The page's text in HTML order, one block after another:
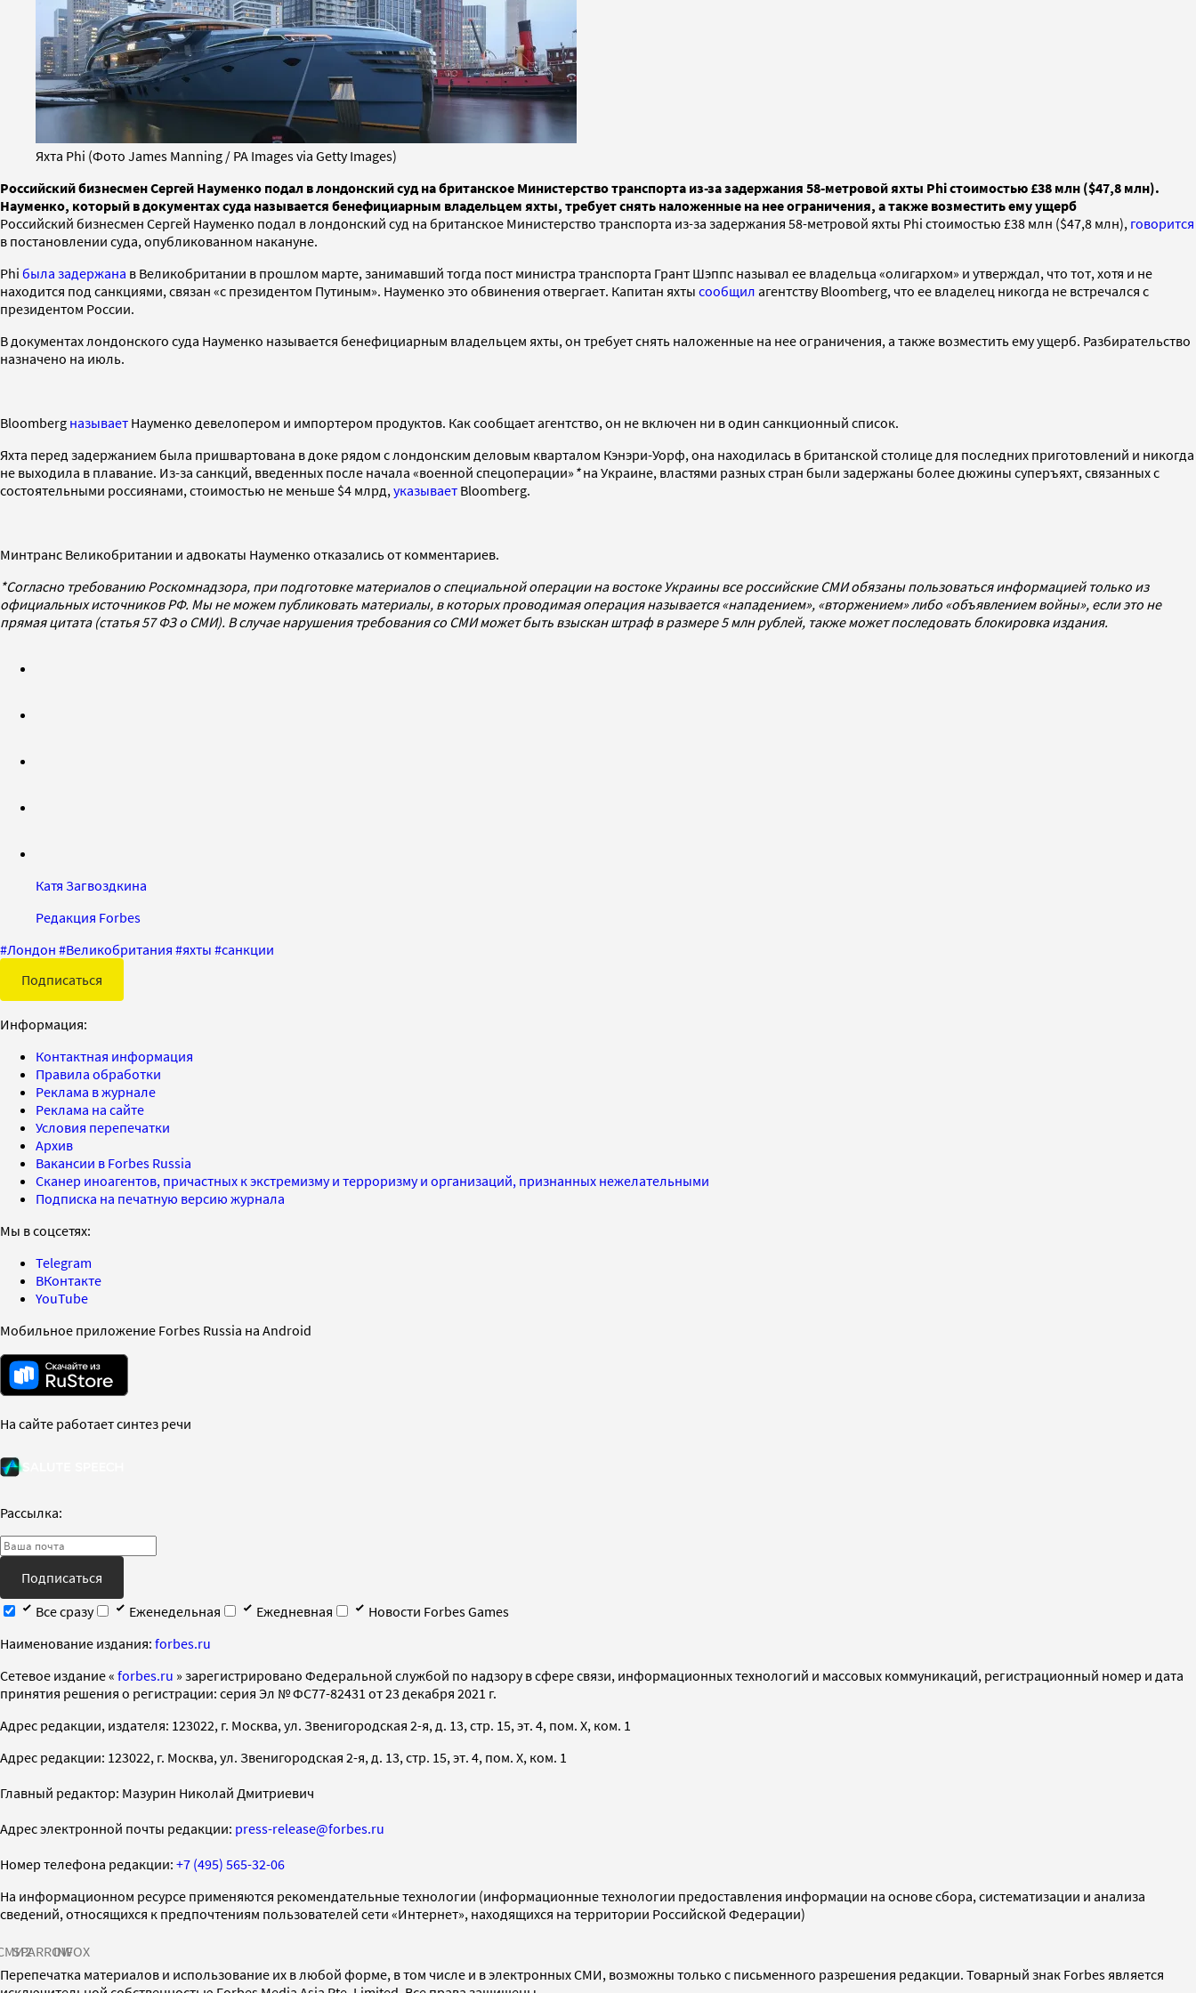
Яхта Phi (Фото James Manning / PA Images via Getty Images)
Российский бизнесмен Сергей Науменко подал в лондонский суд на британское Министерство транспорта из-за задержания 58-метровой яхты Phi стоимостью £38 млн ($47,8 млн).
Науменко, который в документах суда называется бенефициарным владельцем яхты, требует снять наложенные на нее ограничения, а также возместить ему ущерб
Российский бизнесмен Сергей Науменко подал в лондонский суд на британское Министерство транспорта из-за задержания 58-метровой яхты Phi стоимостью £38 млн ($47,8 млн), говорится
в постановлении суда, опубликованном накануне.
Phi была задержана в Великобритании в прошлом марте, занимавший тогда пост министра транспорта Грант Шэппс называл ее владельца «олигархом» и утверждал, что тот, хотя и не
находится под санкциями, связан «с президентом Путиным». Науменко это обвинения отвергает. Капитан яхты сообщил агентству Bloomberg, что ее владелец никогда не встречался с
президентом России.
В документах лондонского суда Науменко называется бенефициарным владельцем яхты, он требует снять наложенные на нее ограничения, а также возместить ему ущерб. Разбирательство
назначено на июль.
Bloomberg называет Науменко девелопером и импортером продуктов. Как сообщает агентство, он не включен ни в один санкционный список.
Яхта перед задержанием была пришвартована в доке рядом с лондонским деловым кварталом Кэнэри-Уорф, она находилась в британской столице для последних приготовлений и никогда
не выходила в плавание. Из-за санкций, введенных после начала «военной спецоперации» *на Украине, властями разных стран были задержаны более дюжины суперъяхт, связанных с
состоятельными россиянами, стоимостью не меньше $4 млрд, указывает Bloomberg.
Минтранс Великобритании и адвокаты Науменко отказались от комментариев.
*Согласно требованию Роскомнадзора, при подготовке материалов о специальной операции на востоке Украины все российские СМИ обязаны пользоваться информацией только из
официальных источников РФ. Мы не можем публиковать материалы, в которых проводимая операция называется «нападением», «вторжением» либо «объявлением войны», если это не
прямая цитата (статья 57 ФЗ о СМИ). В случае нарушения требования со СМИ может быть взыскан штраф в размере 5 млн рублей, также может последовать блокировка издания.
Катя Загвоздкина
Редакция Forbes
#Лондон #Великобритания #яхты #санкции
Подписаться
Информация:
Контактная информация
Правила обработки
Реклама в журнале
Реклама на сайте
Условия перепечатки
Архив
Вакансии в Forbes Russia
Сканер иноагентов, причастных к экстремизму и терроризму и организаций, признанных нежелательными
Подписка на печатную версию журнала
Мы в соцсетях:
Telegram
ВКонтакте
YouTube
Мобильное приложение Forbes Russia на Android
На сайте работает синтез речи
Рассылка:
Подписаться
Все сразу
Еженедельная Ежедневная
Новости Forbes Games
Наименование издания: forbes.ru
Cетевое издание « forbes.ru » зарегистрировано Федеральной службой по надзору в сфере связи, информационных технологий и массовых коммуникаций, регистрационный номер и дата
принятия решения о регистрации: серия Эл № ФС77-82431 от 23 декабря 2021 г.
Адрес редакции, издателя: 123022, г. Москва, ул. Звенигородская 2-я, д. 13, стр. 15, эт. 4, пом. X, ком. 1
Адрес редакции: 123022, г. Москва, ул. Звенигородская 2-я, д. 13, стр. 15, эт. 4, пом. X, ком. 1
Главный редактор: Мазурин Николай Дмитриевич
Адрес электронной почты редакции: press-release@forbes.ru
Номер телефона редакции: +7 (495) 565-32-06
На информационном ресурсе применяются рекомендательные технологии (информационные технологии предоставления информации на основе сбора, систематизации и анализа
сведений, относящихся к предпочтениям пользователей сети «Интернет», находящихся на территории Российской Федерации)
SPARROWINFOX
Перепечатка материалов и использование их в любой форме, в том числе и в электронных СМИ, возможны только с письменного разрешения редакции. Товарный знак Forbes является